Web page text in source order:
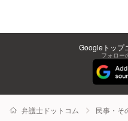
Googleトップ
フォロー
弁護士ドットコム 民事・そ